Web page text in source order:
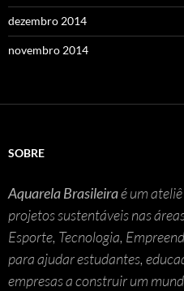
dezembro 2014
novembro 2014
SOBRE
Aquarela Brasileiraé um
projetos sustentáveis nas
Esporte, Tecnologia,
para ajudar estudantes,
empresas a construir um